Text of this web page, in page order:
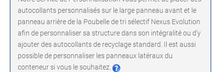
autocollants personnalisés sur le large panneau avant et le
panneau arrière de la Poubelle de tri sélectif Nexus Evolution
afin de personnaliser sa structure dans son intégralité ou d’y
ajouter des autocollants de recyclage standard. Il est aussi
possible de personnaliser les panneaux latéraux du
conteneur si vous le souhaitez.